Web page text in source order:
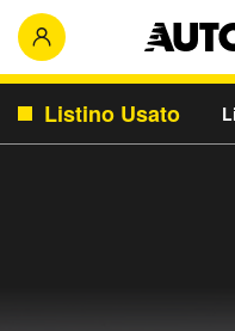
Listino Usato